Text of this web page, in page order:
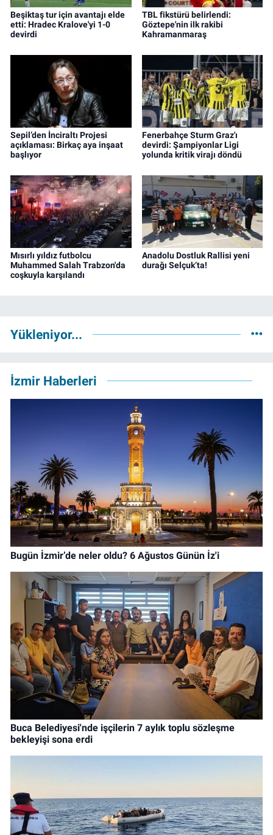
Beşiktaş tur için avantajı elde
etti: Hradec Kralove'yi 1-0
devirdi
TBL fikstürü belirlendi:
Göztepe'nin ilk rakibi
Kahramanmaraş
Sepil’den İnciraltı Projesi
açıklaması: Birkaç aya inşaat
başlıyor
Fenerbahçe Sturm Graz'ı
devirdi: Şampiyonlar Ligi
yolunda kritik virajı döndü
Mısırlı yıldız futbolcu
Muhammed Salah Trabzon'da
coşkuyla karşılandı
Anadolu Dostluk Rallisi yeni
durağı Selçuk’ta!
Yükleniyor...
İzmir Haberleri
Bugün İzmir’de neler oldu? 6 Ağustos Günün İz'i
Buca Belediyesi'nde işçilerin 7 aylık toplu sözleşme
bekleyişi sona erdi